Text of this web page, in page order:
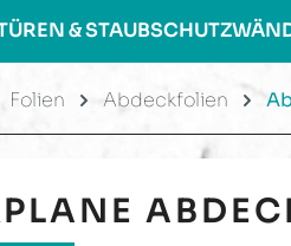
&
Folien Abdeckfolien